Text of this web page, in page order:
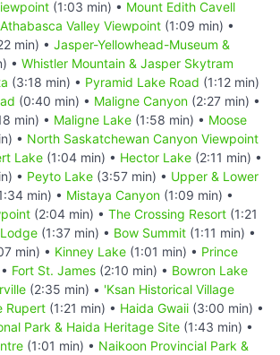
(1:03 min) • Mount Edith Cavell
Athabasca Valley Viewpoint (1:09 min) •
min) • Jasper-Yellowhead-Museum &
• Whistler Mountain & Jasper Skytram
(3:18 min) • Pyramid Lake Road (1:12 min)
(0:40 min) • Maligne Canyon (2:27 min) •
min) • Maligne Lake (1:58 min) • Moose
• North Saskatchewan Canyon Viewpoint
Lake (1:04 min) • Hector Lake (2:11 min) •
• Peyto Lake (3:57 min) • Upper & Lower
min) • Mistaya Canyon (1:09 min) •
(2:04 min) • The Crossing Resort (1:21
(1:37 min) • Bow Summit (1:11 min) •
min) • Kinney Lake (1:01 min) • Prince
Fort St. James (2:10 min) • Bowron Lake
(2:35 min) • 'Ksan Historical Village
Rupert (1:21 min) • Haida Gwaii (3:00 min) •
Park & Haida Heritage Site (1:43 min) •
(1:01 min) • Naikoon Provincial Park &